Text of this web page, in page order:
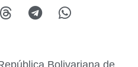
Bolivariana de